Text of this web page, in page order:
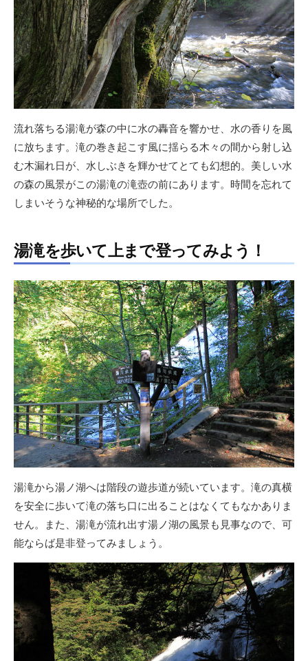
流れ落ちる湯滝が森の中に水の轟音を響かせ、水の香りを風
に放ちます。滝の巻き起こす風に揺らる木々の間から射し込
む木漏れ日が、水しぶきを輝かせてとても幻想的。美しい水
の森の風景がこの湯滝の滝壺の前にあります。時間を忘れて
しまいそうな神秘的な場所でした。
湯滝を歩いて上まで登ってみよう！
湯滝から湯ノ湖へは階段の遊歩道が続いています。滝の真横
を安全に歩いて滝の落ち口に出ることはなくてもなかありま
せん。また、湯滝が流れ出す湯ノ湖の風景も見事なので、可
能ならば是非登ってみましょう。